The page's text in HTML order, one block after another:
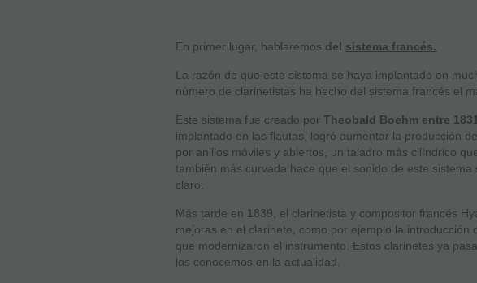
En primer lugar, hablaremos del sistema francés.
La razón de que este sistema se haya implantado en
número de clarinetistas ha hecho del sistema francés el
Este sistema fue creado por Theobald Boehm entre
implantado en las flautas, logró aumentar la producción
por anillos móviles y abiertos, un taladro más cilíndrico
también más curvada hace que el sonido de este
claro.
Más tarde en 1839, el clarinetista y compositor francés
mejoras en el clarinete, como por ejemplo la introducción
que modernizaron el instrumento. Estos clarinetes ya
los conocemos en la actualidad.